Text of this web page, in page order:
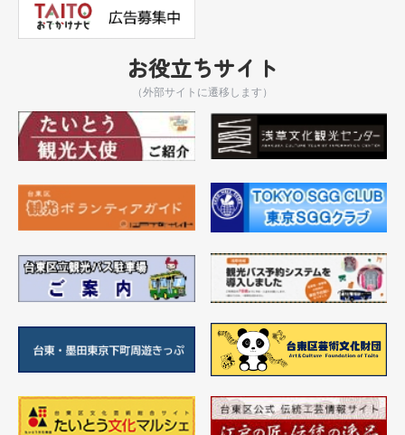
お役立ちサイト
（外部サイトに遷移します）